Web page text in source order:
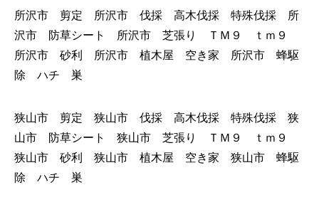
所沢市 剪定 所沢市 伐採 高木伐採 特殊伐採 所
沢市 防草シート 所沢市 芝張り ＴＭ９ ｔｍ９
所沢市 砂利 所沢市 植木屋 空き家 所沢市 蜂駆
除 ハチ 巣
狭山市 剪定 狭山市 伐採 高木伐採 特殊伐採 狭
山市 防草シート 狭山市 芝張り ＴＭ９ ｔｍ９
狭山市 砂利 狭山市 植木屋 空き家 狭山市 蜂駆
除 ハチ 巣